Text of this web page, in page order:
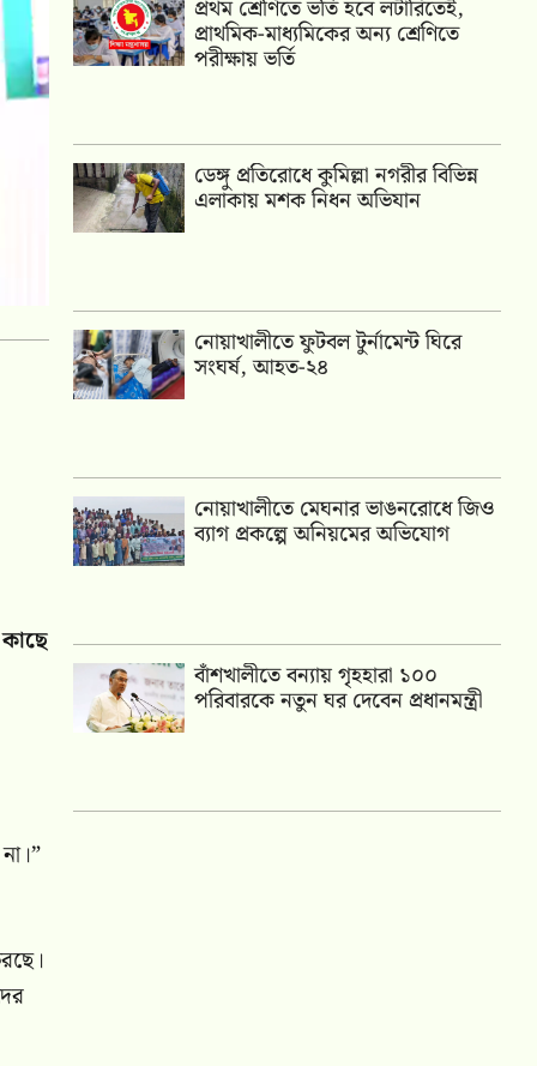
প্রথম শ্রেণিতে ভর্তি হবে লটারিতেই,
প্রাথমিক-মাধ্যমিকের অন্য শ্রেণিতে
পরীক্ষায় ভর্তি
ডেঙ্গু প্রতিরোধে কুমিল্লা নগরীর বিভিন্ন
এলাকায় মশক নিধন অভিযান
নোয়াখালীতে ফুটবল টুর্নামেন্ট ঘিরে
সংঘর্ষ, আহত-২৪
নোয়াখালীতে মেঘনার ভাঙনরোধে জিও
ব্যাগ প্রকল্পে অনিয়মের অভিযোগ
বাঁশখালীতে বন্যায় গৃহহারা ১০০
পরিবারকে নতুন ঘর দেবেন প্রধানমন্ত্রী